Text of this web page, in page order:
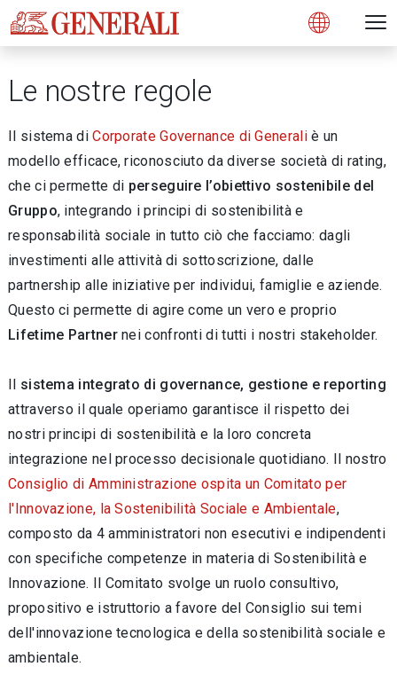
Open
Le nostre regole
Il sistema diCorporate Governance di Generaliè un
modello efficace, riconosciuto da diverse società di rating,
che ci permette di perseguire l’obiettivo sostenibile del
Gruppo, integrando i principi di sostenibilità e
responsabilità sociale in tutto ciò che facciamo: dagli
investimenti alle attività di sottoscrizione, dalle
partnership alle iniziative per individui, famiglie e aziende.
Questo ci permette di agire come un vero e proprio
Lifetime Partnernei confronti di tutti i nostri stakeholder.
Il sistema integrato di governance, gestione e reporting
attraverso il quale operiamo garantisce il rispetto dei
nostri principi di sostenibilità e la loro concreta
integrazione nel processo decisionale quotidiano. Il nostro
Consiglio di Amministrazione ospita un Comitato per
l'Innovazione, la Sostenibilità Sociale e Ambientale,
composto da 4 amministratori non esecutivi e indipendenti
con specifiche competenze in materia di Sostenibilità e
Innovazione. Il Comitato svolge un ruolo consultivo,
propositivo e istruttorio a favore del Consiglio sui temi
dell'innovazione tecnologica e della sostenibilità sociale e
ambientale.